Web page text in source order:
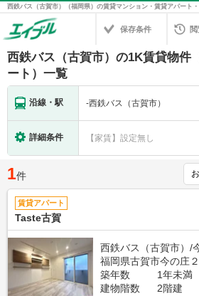
保存条件
西鉄バス（古賀市）の1K賃貸物件
ート）一覧
沿線・駅 -西鉄バス（古賀市）
詳細条件 【家賃】設定無し
1件
賃貸アパート
Taste古賀
西鉄バス（古賀市）/
福岡県古賀市今の庄
築年数
1年未満
建物階数
2階建